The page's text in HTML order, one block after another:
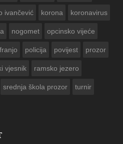
ivančević korona koronavirus
nogomet opcinsko vijeće
policija povijest prozor
vjesnik ramsko jezero
srednja škola prozor turnir